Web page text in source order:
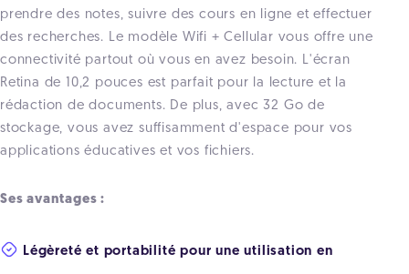
prendre des notes, suivre des cours en ligne et effectuer
des recherches. Le modèle Wifi + Cellular vous offre une
connectivité partout où vous en avez besoin. L'écran
Retina de 10,2 pouces est parfait pour la lecture et la
rédaction de documents. De plus, avec 32 Go de
stockage, vous avez suffisamment d'espace pour vos
applications éducatives et vos fichiers.
Ses avantages :
Légèreté et portabilité pour une utilisation en